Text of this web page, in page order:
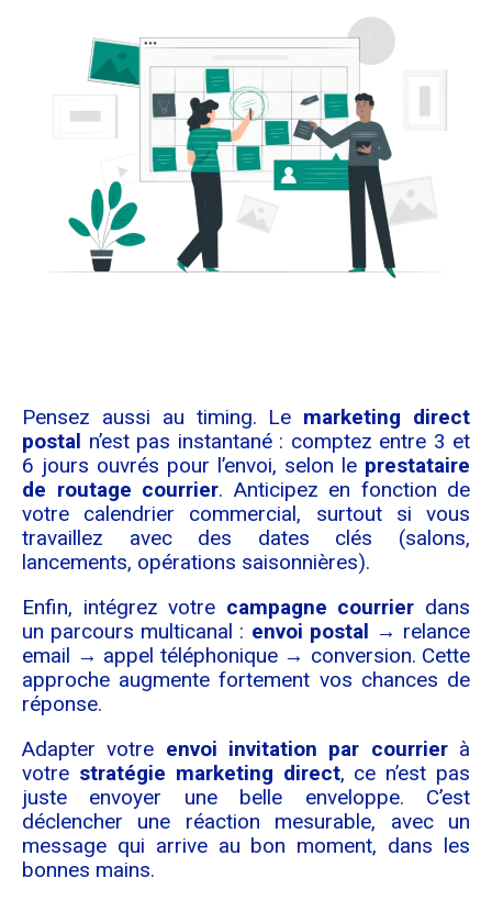
Pensez aussi au timing. Le marketing direct
postal n’est pas instantané : comptez entre 3 et
6 jours ouvrés pour l’envoi, selon le prestataire
de routage courrier. Anticipez en fonction de
votre calendrier commercial, surtout si vous
travaillez avec des dates clés (salons,
lancements, opérations saisonnières).
Enfin, intégrez votre campagne courrier dans
un parcours multicanal : envoi postal → relance
email → appel téléphonique → conversion. Cette
approche augmente fortement vos chances de
réponse.
Adapter votre envoi invitation par courrierà
votre stratégie marketing direct, ce n’est pas
juste envoyer une belle enveloppe. C’est
déclencher une réaction mesurable, avec un
message qui arrive au bon moment, dans les
bonnes mains.